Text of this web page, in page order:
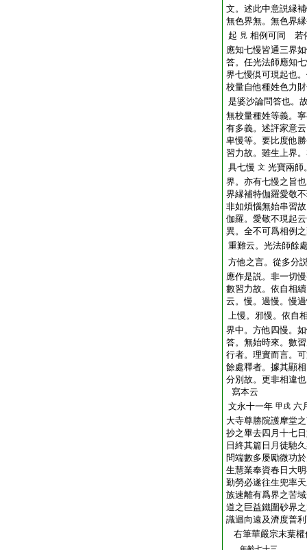
文。述此中意説縁
無色界無。無色界
起 見 相例可同
若
應知七慢皆通三界
答。任光法師應知
界七慢倶可現起也
校量自他種姓色力
是婆沙論問答也。
無校量種姓等義。
有多義。述評家意
卑慢等。要比度他
習力故。雖生上界
具七慢 文 光寶兩師
界。亦有七慢之旨
界縁補特伽羅愛敬
非如煩惱無始串習
伽羅。愛敬不現起
異。全不可爲相例
重難云。光法師餘
方他之言。從多分
應作是説。非一切
數習力故。依自相
云。慢。過慢。慢
上慢。邪慢。依自
界中。方他四慢。
答。無始時來。數
行者。理實而言。
餘處釋者。據其顯
分別故。更非相違也
寫本云
文永十一年 甲戌 六
大寺尊勝院護摩堂
抄之畢去四月十七
日終其篇日月徒馳
問端數多屡勵微功
生慧業奉資春日大
勤勞必遂往生兜率
族速離有爲界之苦
道之巨益鐵圍砂界
識迴向遠及濟度普
右筆華嚴宗末葉權